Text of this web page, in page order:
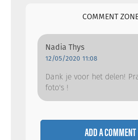
COMMENT
Nadia Thys
12/05/2020 11:08
Dank je voor het delen!
foto's !
ADD A COMMENT